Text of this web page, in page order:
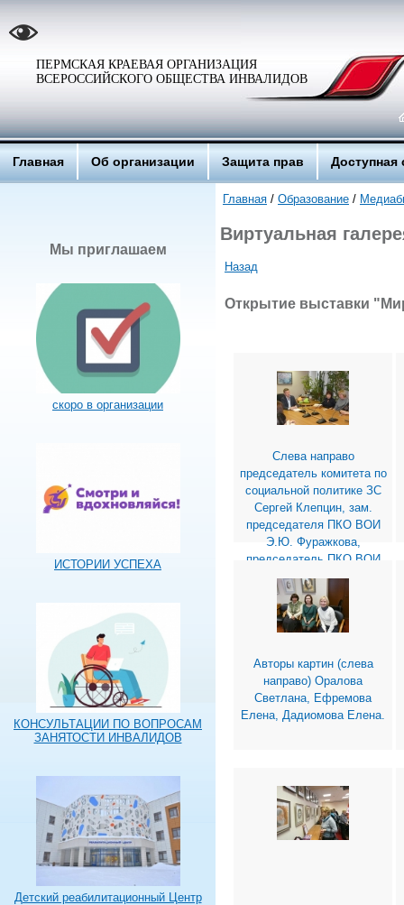
ПЕРМСКАЯ КРАЕВАЯ ОРГАНИЗАЦИЯ
ВСЕРОССИЙСКОГО ОБЩЕСТВА ИНВАЛИДОВ
Главная Об организации Защита прав Доступная
Мы приглашаем
скоро в организации
ИСТОРИИ УСПЕХА
КОНСУЛЬТАЦИИ ПО ВОПРОСАМ
ЗАНЯТОСТИ ИНВАЛИДОВ
Детский реабилитационный Центр
Главная / Образование /
Виртуальная
Назад
Открытие выставки
Слева направо
председатель комитета по
социальной политике ЗС
Сергей Клепцин, зам.
председателя ПКО ВОИ
Э.Ю. Фуражкова,
председатель ПКО ВОИ
Н.А. Романова
Авторы картин (слева
направо) Оралова
Светлана, Ефремова
Елена, Дадиомова Елена.